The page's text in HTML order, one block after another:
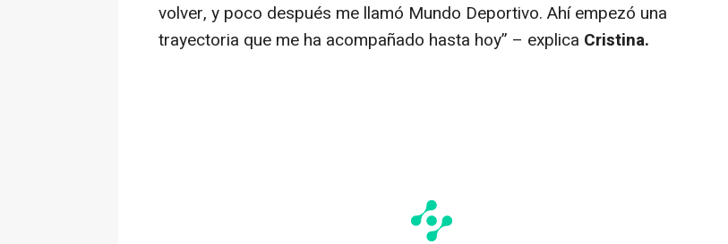
volver, y poco después me llamó Mundo Deportivo. Ahí empezó una
trayectoria que me ha acompañado hasta hoy” – explica Cristina.